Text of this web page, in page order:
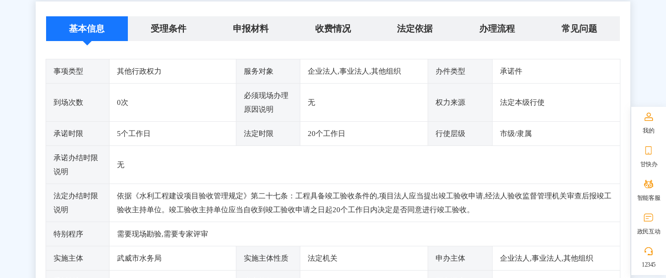
基本信息 受理条件 申报材料 收费情况 法定依据 办理流程 常见问题
事项类型 其他行政权力 服务对象 企业法人,事业法人,其他组织 办件类型 承诺件
到场次数 0次
必须现场办理
原因说明
无 权力来源 法定本级行使
承诺时限 5个工作日 法定时限 20个工作日 行使层级 市级/隶属
承诺办结时限
说明
无
法定办结时限
说明
依据《水利工程建设项目验收管理规定》第二十七条：工程具备竣工验收条件的,项目法人应当提出竣工验收申请,经法人验收监督管理机关审查后报竣工
验收主持单位。竣工验收主持单位应当自收到竣工验收申请之日起20个工作日内决定是否同意进行竣工验收。
特别程序 需要现场勘验,需要专家评审
实施主体 武威市水务局 实施主体性质 法定机关 申办主体 企业法人,事业法人,其他组织
我的
甘快办
智能客服
政民互动
12345